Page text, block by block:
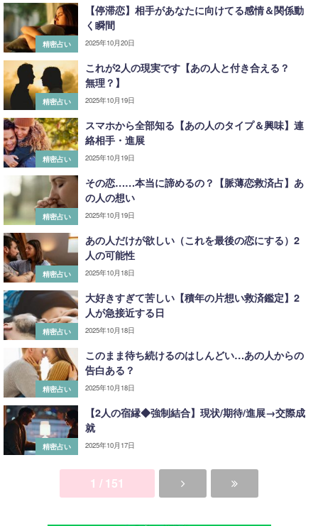
精密占い
【停滞恋】相手があなたに向けてる感情＆関係動
く瞬間
2025年10月20日
精密占い
これが2人の現実です【あの人と付き合える？
無理？】
2025年10月19日
精密占い
スマホから全部知る【あの人のタイプ＆興味】連
絡相手・進展
2025年10月19日
精密占い
その恋……本当に諦めるの？【脈薄恋救済占】あ
の人の想い
2025年10月19日
精密占い
あの人だけが欲しい（これを最後の恋にする）2
人の可能性
2025年10月18日
精密占い
大好きすぎて苦しい【積年の片想い救済鑑定】2
人が急接近する日
2025年10月18日
精密占い
このまま待ち続けるのはしんどい…あの人からの
告白ある？
2025年10月18日
精密占い
【2人の宿縁◆強制結合】現状/期待/進展→交際成
就
2025年10月17日
1 / 151